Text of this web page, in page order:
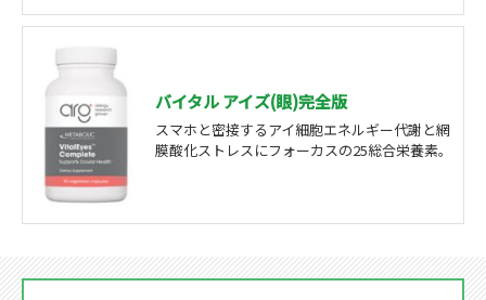
バイタル アイズ(眼)完全版
スマホと密接するアイ細胞エネルギー代謝と網
膜酸化ストレスにフォーカスの25総合栄養素。